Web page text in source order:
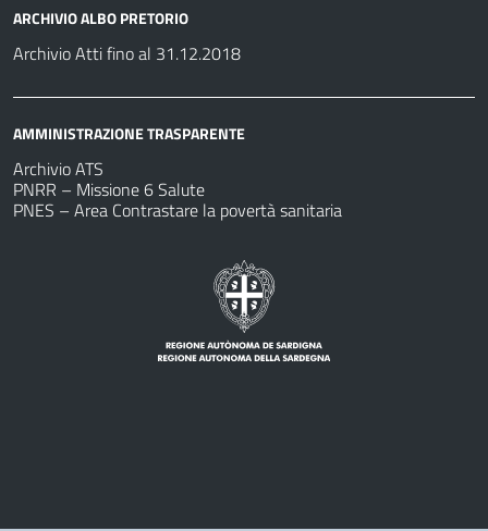
ARCHIVIO ALBO PRETORIO
Archivio Atti fino al 31.12.2018
AMMINISTRAZIONE TRASPARENTE
Archivio ATS
PNRR – Missione 6 Salute
PNES – Area Contrastare la povertà sanitaria